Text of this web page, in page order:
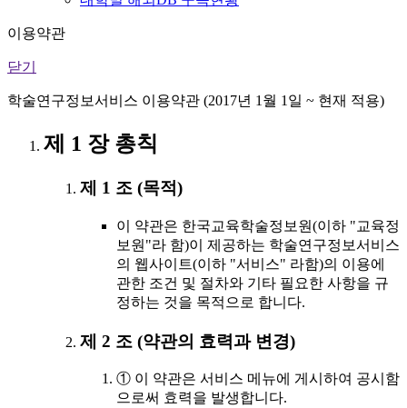
이용약관
닫기
학술연구정보서비스 이용약관 (2017년 1월 1일 ~ 현재 적용)
제 1 장 총칙
제 1 조 (목적)
이 약관은 한국교육학술정보원(이하 "교육정
보원"라 함)이 제공하는 학술연구정보서비스
의 웹사이트(이하 "서비스" 라함)의 이용에
관한 조건 및 절차와 기타 필요한 사항을 규
정하는 것을 목적으로 합니다.
제 2 조 (약관의 효력과 변경)
① 이 약관은 서비스 메뉴에 게시하여 공시함
으로써 효력을 발생합니다.